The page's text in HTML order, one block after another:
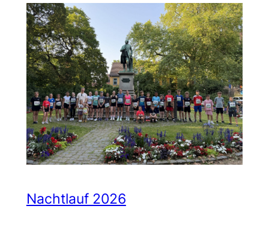
Nachtlauf 2026